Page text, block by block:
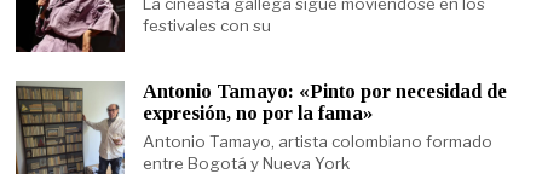
La cineasta gallega sigue moviéndose en los
festivales con su
Antonio Tamayo: «Pinto por necesidad de
expresión, no por la fama»
Antonio Tamayo, artista colombiano formado
entre Bogotá y Nueva York